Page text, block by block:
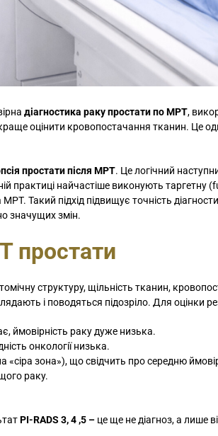
діагностика раку простати по МРТ,
оцінити кровопостачання тканин. Це
простати після МРТ. Це логічний
практиці найчастіше виконують таргетну
Такий підхід підвищує точність
значущих змін.
простати
структуру, щільність тканин,
і поводяться підозріло. Для оцінки
ймовірність раку дуже низька.
онкології низька.
зона»), що свідчить про середню
раку.
PI-RADS 3, 4 ,5 – це ще не діагноз, а лише